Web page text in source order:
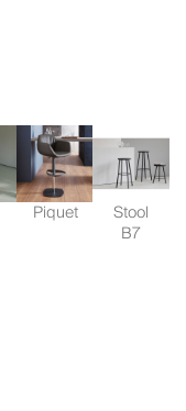
Piquet Stool
B7